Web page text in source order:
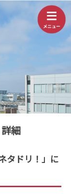
細
タドリ！」に